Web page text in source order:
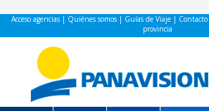
Acceso agencias | Quiénes somos | Guías de Viaje | Contacto
provincia